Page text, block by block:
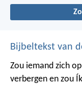
Bijbeltekst van
Zou iemand zich
verbergen en zou